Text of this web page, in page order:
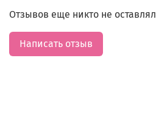
Отзывов еще никто не оставлял
Написать отзыв